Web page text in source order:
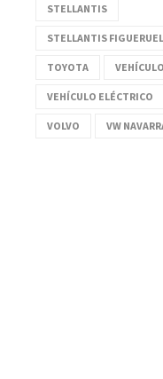
STELLANTIS
STELLANTIS
TOYOTA
VEHÍCULO ELÉCTRICO
VOLVO VW